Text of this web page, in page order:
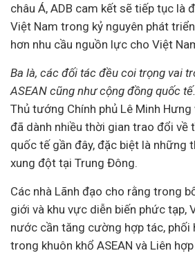
châu Á, ADB cam kết sẽ tiếp tục là
Việt Nam trong kỷ nguyên phát
hơn nhu cầu nguồn lực cho Việt
Ba là, các đối tác đều coi trọng vai
ASEAN cũng như cộng đồng quốc tế.
Thủ tướng Chính phủ Lê Minh Hưng
đã dành nhiều thời gian trao đổi về
quốc tế gần đây, đặc biệt là những
xung đột tại Trung Đông.
Các nhà Lãnh đạo cho rằng trong
giới và khu vực diễn biến phức tạp,
nước cần tăng cường hợp tác, phối
trong khuôn khổ ASEAN và Liên